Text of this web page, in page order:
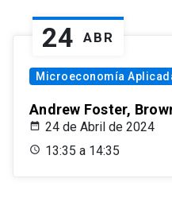
24 ABR
Microeconomía
Andrew Foster,
24 de Abril de 2024
13:35 a 14:35